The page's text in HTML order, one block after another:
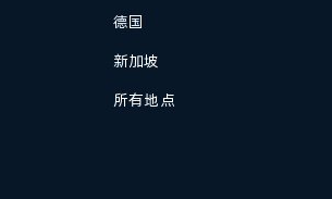
德国
新加坡
所有地点